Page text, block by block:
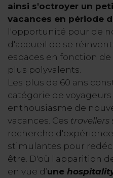
ainsi s'octroyer un
vacances en période
l'opportunité pour de
d'accueil de se
espaces en fonction
plus polyvalents.
Les plus de 60 ans
catégorie de
enthousiasme de
vacances. Ces travellers
recherche
stimulantes pour
être. D'où l'apparition
en vue d’une